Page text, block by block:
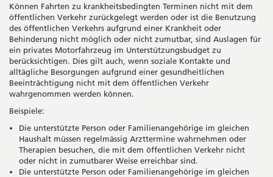
Können Fahrten zu krankheitsbedingten Terminen nicht mit dem
öffentlichen Verkehr zurückgelegt werden oder ist die Benutzung
des öffentlichen Verkehrs aufgrund einer Krankheit oder
Behinderung nicht möglich oder nicht zumutbar, sind Auslagen für
ein privates Motorfahrzeug im Unterstützungsbudget zu
berücksichtigen. Dies gilt auch, wenn soziale Kontakte und
alltägliche Besorgungen aufgrund einer gesundheitlichen
Beeinträchtigung nicht mit dem öffentlichen Verkehr
wahrgenommen werden können.
Beispiele:
Die unterstützte Person oder Familienangehörige im gleichen
Haushalt müssen regelmässig Arzttermine wahrnehmen oder
Therapien besuchen, die mit dem öffentlichen Verkehr nicht
oder nicht in zumutbarer Weise erreichbar sind.
Die unterstützte Person oder Familienangehörige im gleichen